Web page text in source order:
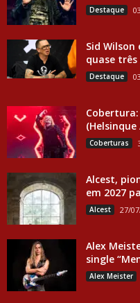
Destaque
Sid
quase três
Destaque
Cobertura:
(Helsinque
Coberturas
Alcest,
em 2027
Alcest 27/
Alex
single
Alex Meister